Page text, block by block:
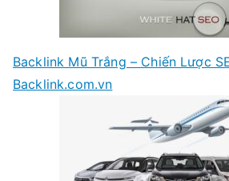
Backlink Mũ Trắng – Chiến Lược
Backlink.com.vn